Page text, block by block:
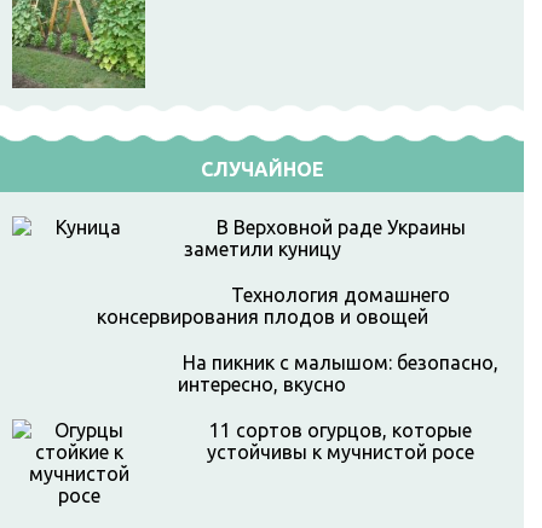
СЛУЧАЙНОЕ
В Верховной раде Украины
заметили куницу
Технология домашнего
консервирования плодов и овощей
На пикник с малышом: безопасно,
интересно, вкусно
11 сортов огурцов, которые
устойчивы к мучнистой росе